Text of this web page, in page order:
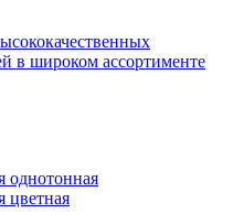
однотонная
цветная